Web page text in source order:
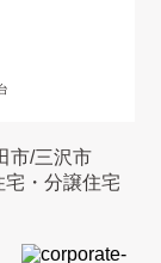
市/三沢市
・分譲住宅